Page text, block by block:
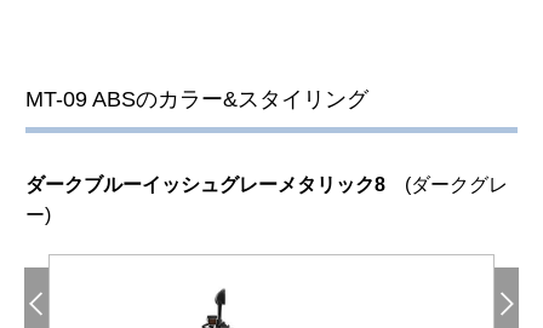
MT-09 ABSのカラー&スタイリング
ダークブルーイッシュグレーメタリック8 (ダークグレ
ー)